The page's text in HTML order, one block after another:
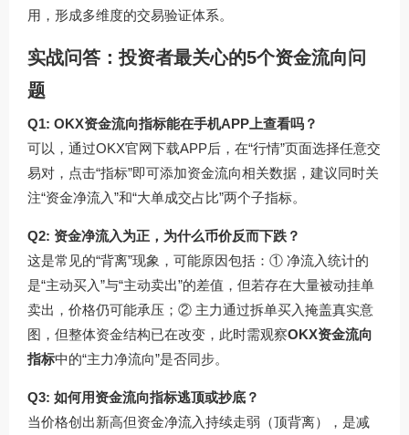
用，形成多维度的交易验证体系。
实战问答：投资者最关心的5个资金流向问
题
Q1: OKX资金流向指标能在手机APP上查看吗？
可以，通过OKX官网下载APP后，在“行情”页面选择任意交
易对，点击“指标”即可添加资金流向相关数据，建议同时关
注“资金净流入”和“大单成交占比”两个子指标。
Q2: 资金净流入为正，为什么币价反而下跌？
这是常见的“背离”现象，可能原因包括：① 净流入统计的
是“主动买入”与“主动卖出”的差值，但若存在大量被动挂单
卖出，价格仍可能承压；② 主力通过拆单买入掩盖真实意
图，但整体资金结构已在改变，此时需观察OKX资金流向
指标中的“主力净流向”是否同步。
Q3: 如何用资金流向指标逃顶或抄底？
当价格创出新高但资金净流入持续走弱（顶背离），是减